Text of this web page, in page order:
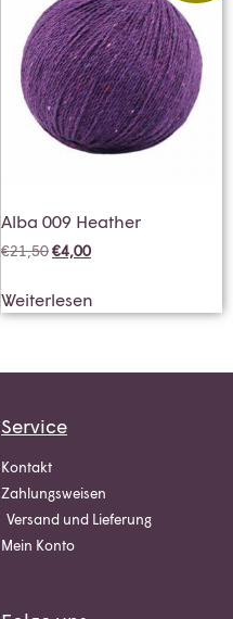
Alba 009 Heather
€21,50€4,00
Weiterlesen
Service
Kontakt
Zahlungsweisen
Versand und Lieferung
Mein Konto